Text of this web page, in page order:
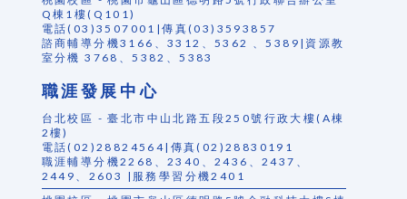
Q棟1樓(Q101)
電話(03)3507001|傳真(03)3593857
諮商輔導分機3166、3312、5362 、5389|資源教
室分機 3768、5382、5383
職涯發展中心
台北校區 - 臺北市中山北路五段250號行政大樓(A棟
2樓)
電話(02)28824564|傳真(02)28830191
職涯輔導分機2268、2340、2436、2437、
2449、2603 |服務學習分機2401